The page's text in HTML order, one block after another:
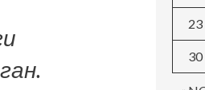
23
30